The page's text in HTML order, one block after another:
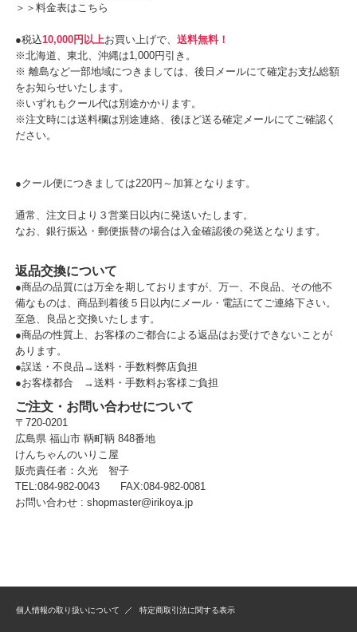
＞＞ 料金表はこちら
●税込10,000円以上お買い上げで、 送料無料！
※北海道、東北、沖縄は1,000円引き。
※ 離島など一部地域につきましては、後日メールにて確定お支払総額
をお知らせいたします。
※いずれもクール代は別途かかります。
※注文時には送料欄は別途連絡、後ほど送る確定メールにてご確認く
ださい。
●クール便につきましては220円～加算となります。
通常、注文日より３営業日以内に発送いたします。
なお、銀行振込・郵便振替の場合は入金確認後の発送となります。
返品交換について
●商品の品質には万全を期しておりますが、万一、不良品、その他不
備なものは、商品到着後５日以内にメール・電話にてご連絡下さい。
至急、良品と交換いたします。
●商品の性質上、お客様のご都合による返品はお受けできないことが
あります。
●誤送・不良品→送料・手数料弊店負担
●お客様都合 →送料・手数料お客様ご負担
ご注文・お問い合わせについて
〒720-0201
広島県 福山市 鞆町鞆 848番地
けんちゃんのいりこ屋
販売責任者：久光 智子
TEL:084-982-0043 FAX:084-982-0081
お問い合わせ : shopmaster@irikoya.jp
個人情報の取り扱いについて 特定商取引法に関する表示